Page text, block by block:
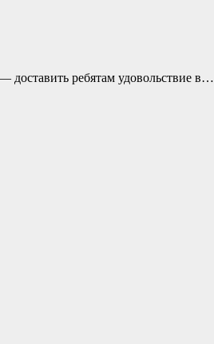
доставить ребятам удовольствие в…